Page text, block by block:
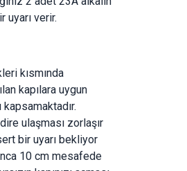
uyarı verir.
kısmında
kapılara uygun
kapsamaktadır.
ulaşması zorlaşır
bir uyarı bekliyor
10 cm mesafede